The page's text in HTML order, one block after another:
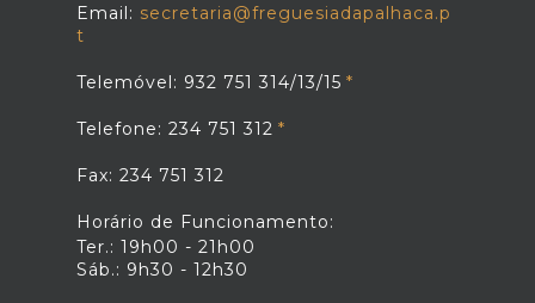
Email: secretaria@freguesiadapalhaca.p
t
Telemóvel: 932 751 314/13/15
Telefone: 234 751 312
Fax: 234 751 312
Horário de Funcionamento:
Ter.: 19h00 - 21h00
Sáb.: 9h30 - 12h30